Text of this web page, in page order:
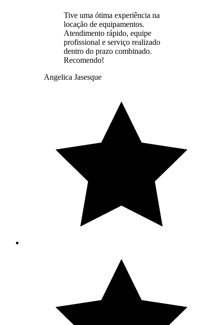
Tive uma ótima experiência na
locação de equipamentos.
Atendimento rápido, equipe
profissional e serviço realizado
dentro do prazo combinado.
Recomendo!
Angelica Jasesque